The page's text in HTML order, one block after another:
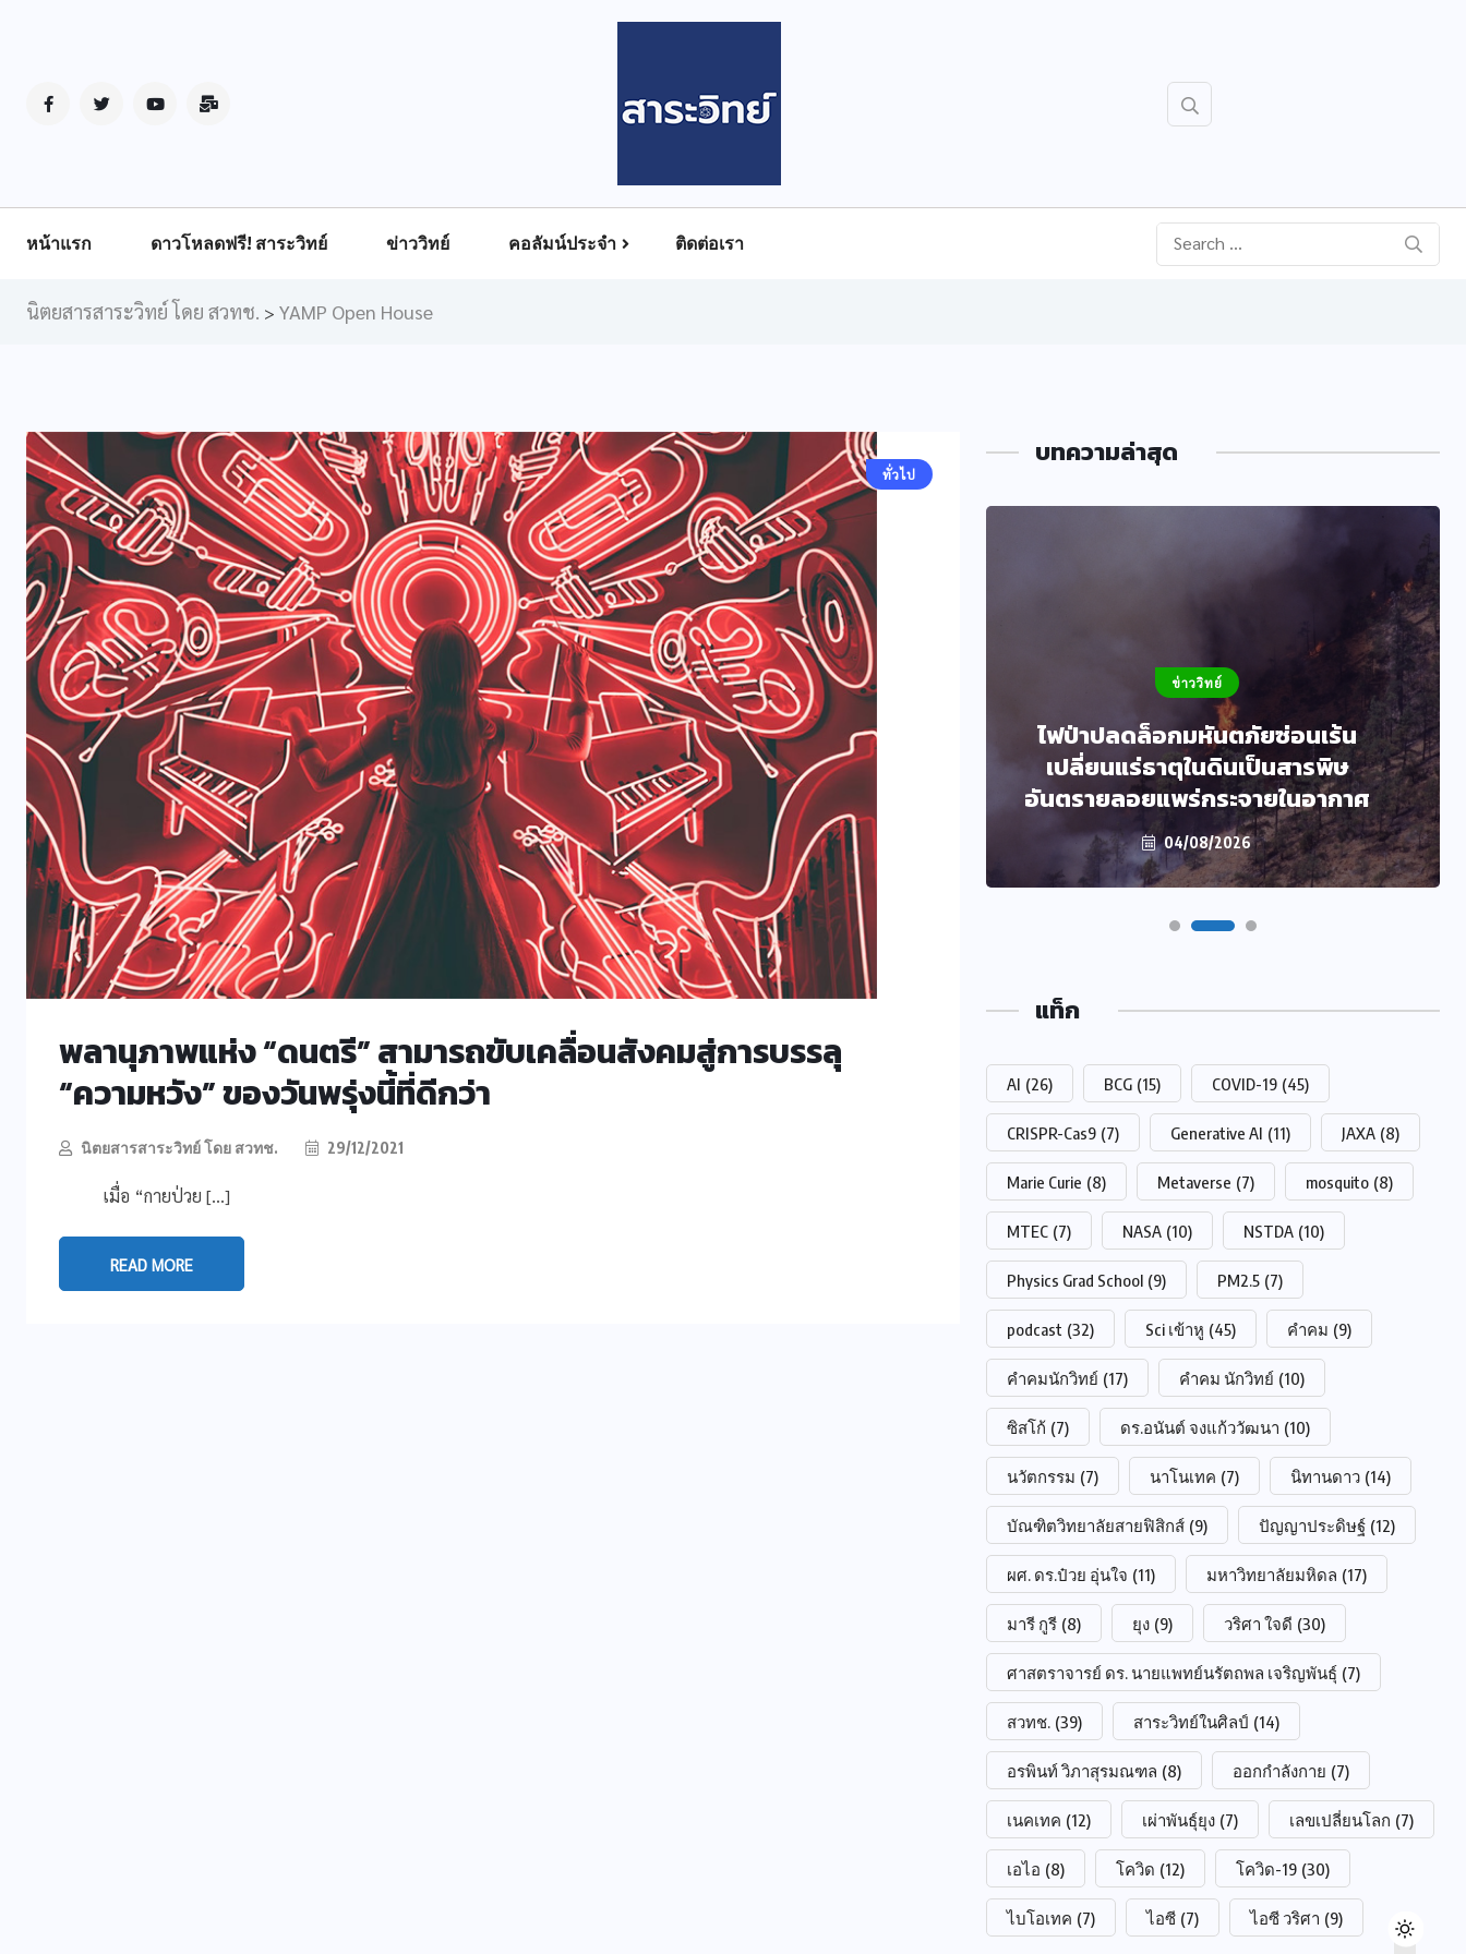
หน้าแรก ดาวโหลดฟรี! สาระวิทย์ ข่าววิทย์ คอลัมน์ประจำ ติดต่อเรา
นิตยสารสาระวิทย์ โดย สวทช. > YAMP Open House
ทั่วไป
พลานุภาพแห่ง “ดนตรี” สามารถขับเคลื่อนสังคมสู่การบรรลุ
“ความหวัง” ของวันพรุ่งนี้ที่ดีกว่า
นิตยสารสาระวิทย์ โดย สวทช. 29/12/2021
เมื่อ “กายป่วย […]
READ MORE
บทความล่าสุด
ข่าววิทย์
MIT ร่วมมือ Samsung ปลดล็อก
ขีดจำกัดไดโอดเปล่งแสงควอน
ตัมดอต ยืดอายุการใช้งานพุ่ง
5,000 เท่า พร้อมปฏิวัติจอภาพยุค
ใหม่
04/08/2026
คอลัมน์ประจำ ปั้นน้ำเป็นปลา
เปิดรายชื่อนักล่าลูกปลาหมอคางดำ
05/08/2026
ข่าววิทย์
ไฟป่าปลดล็อกมหันตภัยซ่อนเร้น
เปลี่ยนแร่ธาตุในดินเป็นสารพิษ
อันตรายลอยแพร่กระจายในอากาศ
04/08/2026
แท็ก
AI (26) BCG (15) COVID-19 (45)
CRISPR-Cas9 (7) Generative AI (11) JAXA (8)
Marie Curie (8) Metaverse (7) mosquito (8)
MTEC (7) NASA (10) NSTDA (10)
Physics Grad School (9) PM2.5 (7)
podcast (32) Sci เข้าหู (45) คำคม (9)
คำคมนักวิทย์ (17) คำคม นักวิทย์ (10)
ซิสโก้ (7) ดร.อนันต์ จงแก้ววัฒนา (10)
นวัตกรรม (7) นาโนเทค (7) นิทานดาว (14)
บัณฑิตวิทยาลัยสายฟิสิกส์ (9) ปัญญาประดิษฐ์ (12)
ผศ. ดร.ป๋วย อุ่นใจ (11) มหาวิทยาลัยมหิดล (17)
มารี กูรี (8) ยุง (9) วริศา ใจดี (30)
ศาสตราจารย์ ดร. นายแพทย์นรัตถพล เจริญพันธุ์ (7)
สวทช. (39) สาระวิทย์ในศิลป์ (14)
อรพินท์ วิภาสุรมณฑล (8) ออกกำลังกาย (7)
เนคเทค (12) เผ่าพันธุ์ยุง (7) เลขเปลี่ยนโลก (7)
เอไอ (8) โควิด (12) โควิด-19 (30)
ไบโอเทค (7) ไอซี (7) ไอซี วริศา (9)